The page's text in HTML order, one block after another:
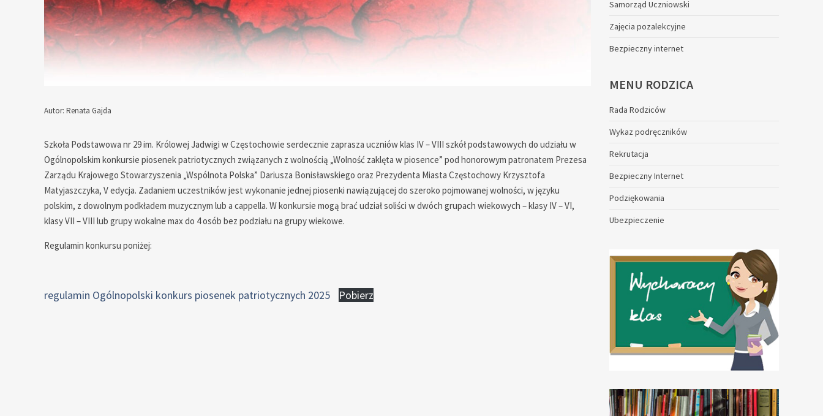
Autor: Renata Gajda
Szkoła Podstawowa nr 29 im. Królowej Jadwigi w Częstochowie serdecznie zaprasza uczniów klas IV – VIII szkół podstawowych do udziału w
Ogólnopolskim konkursie piosenek patriotycznych związanych z wolnością „Wolność zaklęta w piosence” pod honorowym patronatem Prezesa
Zarządu Krajowego Stowarzyszenia „Wspólnota Polska” Dariusza Bonisławskiego oraz Prezydenta Miasta Częstochowy Krzysztofa
Matyjaszczyka, V edycja. Zadaniem uczestników jest wykonanie jednej piosenki nawiązującej do szeroko pojmowanej wolności, w języku
polskim, z dowolnym podkładem muzycznym lub a cappella. W konkursie mogą brać udział soliści w dwóch grupach wiekowych – klasy IV – VI,
klasy VII – VIII lub grupy wokalne max do 4 osób bez podziału na grupy wiekowe.
Regulamin konkursu poniżej:
regulamin Ogólnopolski konkurs piosenek patriotycznych 2025 Pobierz
Samorząd Uczniowski
Zajęcia pozalekcyjne
Bezpieczny internet
MENU RODZICA
Rada Rodziców
Wykaz podręczników
Rekrutacja
Bezpieczny Internet
Podziękowania
Ubezpieczenie